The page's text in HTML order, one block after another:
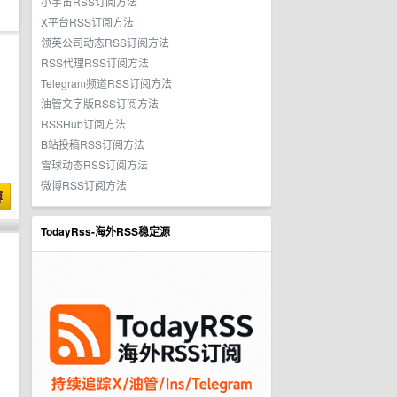
X平台RSS订阅方法
领英公司动态RSS订阅方法
RSS代理RSS订阅方法
Telegram频道RSS订阅方法
油管文字版RSS订阅方法
RSSHub订阅方法
B站投稿RSS订阅方法
雪球动态RSS订阅方法
微博RSS订阅方法
TodayRss-海外RSS稳定源